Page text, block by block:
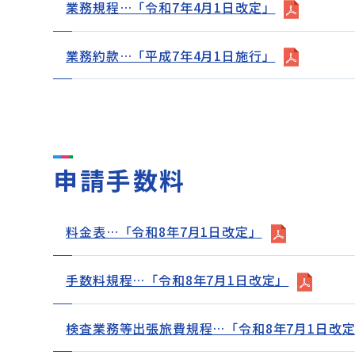
業務規程…「令和7年4月1日改定」
業務約款…「平成7年4月1日施行」
申請手数料
料金表…「令和8年7月1日改定」
手数料規程…「令和8年7月1日改定」
検査業務等出張旅費規程…「令和8年7月1日改